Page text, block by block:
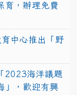
育，辦理免費
中心推出「野
2023海洋議題
，歡迎有興